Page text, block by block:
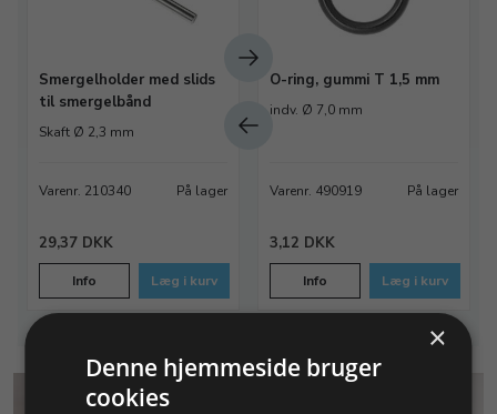
Smergelholder med slids
til smergelbånd
Skaft Ø 2,3 mm
Varenr. 210340 På lager
29,37 DKK
Info Læg i kurv
O-ring, gummi T 1,5 mm
indv. Ø 7,0 mm
Varenr. 490919 På lager
3,12 DKK
Info Læg i kurv
×
Denne hjemmeside bruger
cookies